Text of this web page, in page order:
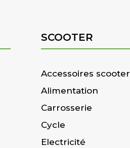
SCOOTER
Accessoires scooter
Alimentation
Carrosserie
Cycle
Electricité